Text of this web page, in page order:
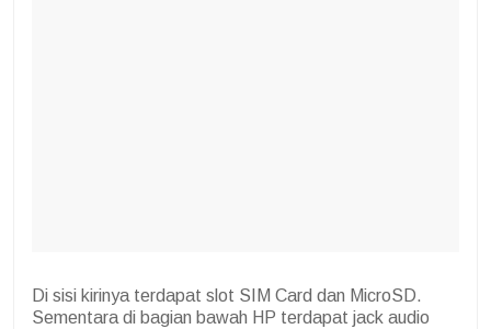
Di sisi kirinya terdapat slot SIM Card dan MicroSD.
Sementara di bagian bawah HP terdapat jack audio